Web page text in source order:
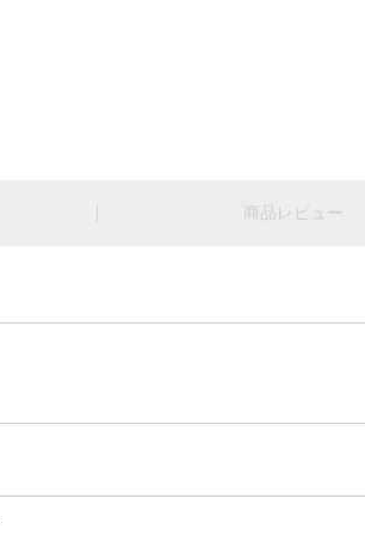
商品レビュー